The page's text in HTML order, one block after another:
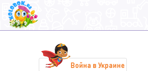
Война в Украине